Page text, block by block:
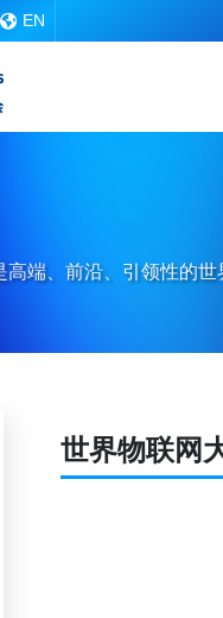
EN
端、前沿、引领性的
世界物联网